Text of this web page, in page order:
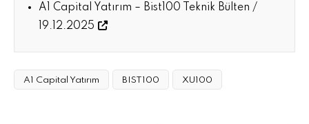
A1 Capital Yatırım – Bist100 Teknik Bülten /
19.12.2025
A1 Capital Yatırım BIST100 XU100